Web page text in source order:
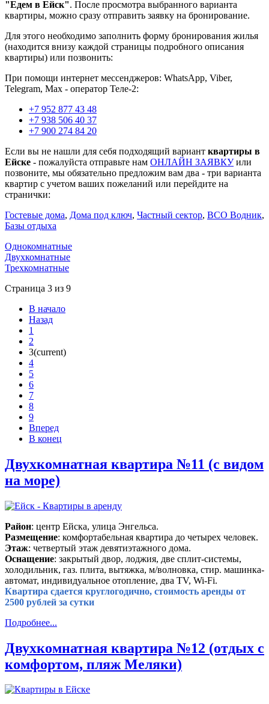
"Едем в Ейск". После просмотра выбранного варианта
квартиры, можно сразу отправить заявку на бронирование.
Для этого необходимо заполнить форму бронирования жилья
(находится внизу каждой страницы подробного описания
квартиры) или позвонить:
При помощи интернет мессенджеров: WhatsApp, Viber,
Telegram, Мах - оператор Теле-2:
+7 952 877 43 48
+7 938 506 40 37
+7 900 274 84 20
Если вы не нашли для себя подходящий вариант квартиры в
Ейске - пожалуйста отправьте нам ОНЛАЙН ЗАЯВКУили
позвоните, мы обязательно предложим вам два - три варианта
квартир с учетом ваших пожеланий или перейдите на
странички:
Гостевые дома, Дома под ключ, Частный сектор, ВСО Водник,
Базы отдыха
Однокомнатные
Двухкомнатные
Трехкомнатные
Страница 3 из 9
В начало
Назад
1
2
3(current)
4
5
6
7
8
9
Вперед
В конец
Двухкомнатная квартира №11 (с видом
на море)
Район: центр Ейска, улица Энгельса.
Размещение: комфортабельная квартира до четырех человек.
Этаж: четвертый этаж девятиэтажного дома.
Оснащение: закрытый двор, лоджия, две сплит-системы,
холодильник, газ. плита, вытяжка, м/волновка, стир. машинка-
автомат, индивидуальное отопление, два TV, Wi-Fi.
Квартира сдается круглогодично, стоимость аренды от
2500 рублей за сутки
Подробнее...
Двухкомнатная квартира №12 (отдых с
комфортом, пляж Меляки)